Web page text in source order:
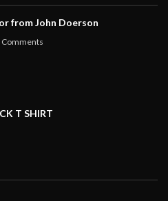
from John Doerson
Comments
T SHIRT